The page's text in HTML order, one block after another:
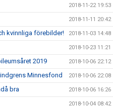
2018-11-22 19:53
2018-11-11 20:42
kvinnliga förebilder! 2018-11-03 14:48
2018-10-23 11:21
2019 2018-10-06 22:12
Minnesfond 2018-10-06 22:08
bra 2018-10-06 16:26
2018-10-04 08:42